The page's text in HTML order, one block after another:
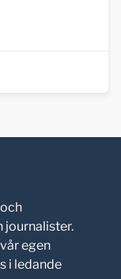
journalister.
egen
i ledande